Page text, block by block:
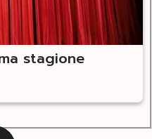
stagione